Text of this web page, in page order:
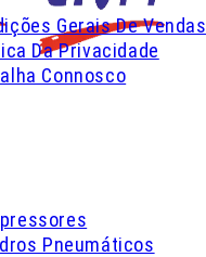
Gerais De Vendas
Da Privacidade
Connosco
Pneumáticos